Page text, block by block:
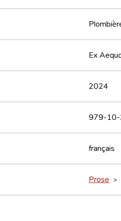
Ex
2024
979-
français
Prose >